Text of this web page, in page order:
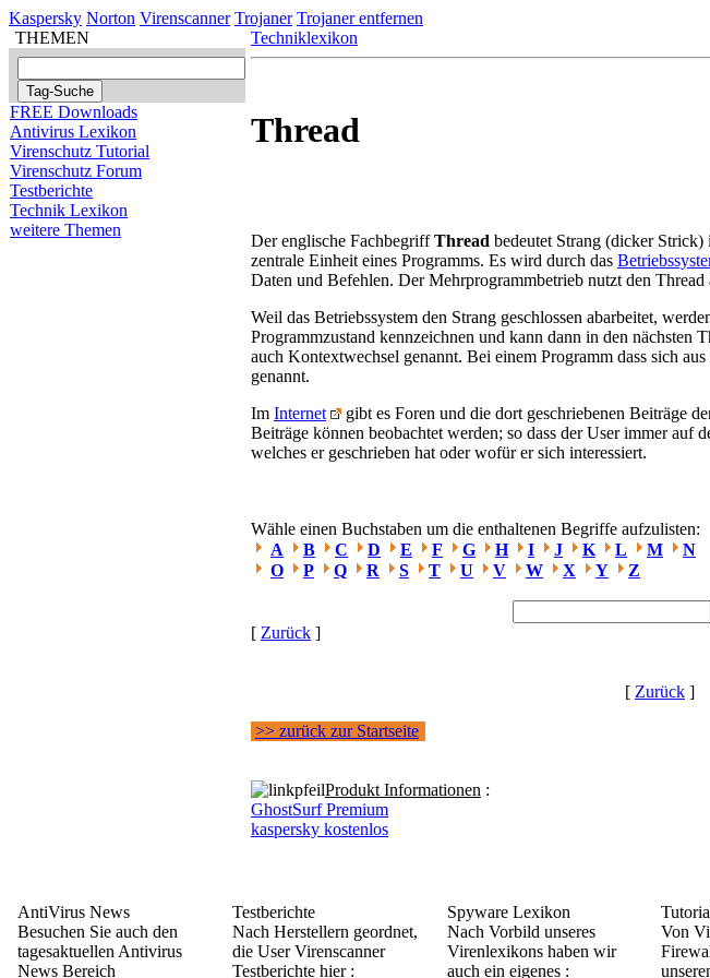
Kaspersky Norton Virenscanner Trojaner Trojaner entfernen
THEMEN
FREE Downloads
Antivirus Lexikon
Virenschutz Tutorial
Virenschutz Forum
Testberichte
Technik Lexikon
weitere Themen
Techniklexikon
Thread
Der englische FachbegriffThread bedeutet Strang (dicker Strick)
zentrale Einheit eines Programms. Es wird durch das
Daten und Befehlen. Der Mehrprogrammbetrieb nutzt den Thread
Weil das Betriebssystem den Strang geschlossen abarbeitet,
Programmzustand kennzeichnen und kann dann in den nächsten
auch Kontextwechsel genannt. Bei einem Programm dass sich
genannt.
Im Internet
gibt es Foren und die dort geschriebenen Beiträge
Beiträge können beobachtet werden; so dass der User immer auf
welches er geschrieben hat oder wofür er sich interessiert.
Wähle einen Buchstaben um die enthaltenen Begriffe aufzulisten:
A
B C D E F G H I J K L M
N
O
P Q R S T U V W X Y Z
[ Zurück ]
[ Zurück ]
>> zurück zur Startseite
Produkt Informationen :
GhostSurf Premium
kaspersky kostenlos
AntiVirus News
Besuchen Sie auch den
tagesaktuellen Antivirus
News Bereich
Testberichte
Nach Herstellern geordnet,
die User Virenscanner
Testberichte hier :
Spyware Lexikon
Nach Vorbild unseres
Virenlexikons haben wir
auch ein eigenes :
Von